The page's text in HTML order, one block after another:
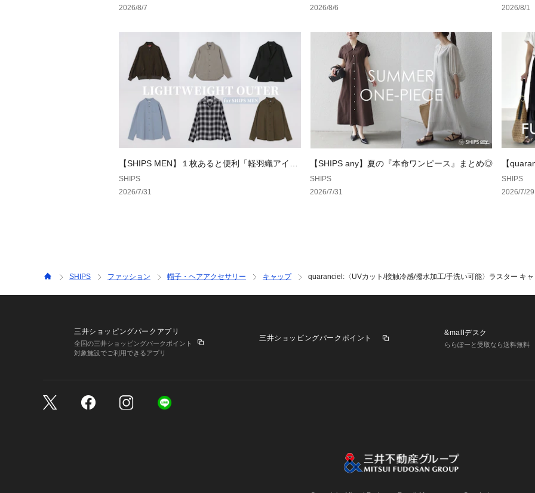
より、色味が多少
※末永く愛用頂く
を必ずご確認の上
※画像の商品はサ
実際の商品と仕様
ざいます。
2026/8/7
2026/8/6
2026/8/1
【SHIPS MEN】１枚あると便利「軽羽織アイテ
ム」特集
SHIPS
2026/7/31
【SHIPS any】夏の『本命ワンピース』まとめ◎
SHIPS
2026/7/31
【
ム」一
SHIPS
2026/7/29
SHIPS ファッション 帽子・ヘアアクセサリー キャップ quaranciel:〈UVカット/接触冷感/撥水加工/手洗い可能〉ラスター キ
三井ショッピングパークアプリ
全国の三井ショッピングパークポイント
対象施設でご利用できるアプリ
三井ショッピングパークポイント
&mallデスク
ららぽーと受取なら送料無料
個人情報保護方針 個人情報の取り扱いについて